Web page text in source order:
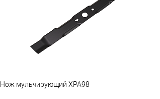
Нож мульчирующий XPA98